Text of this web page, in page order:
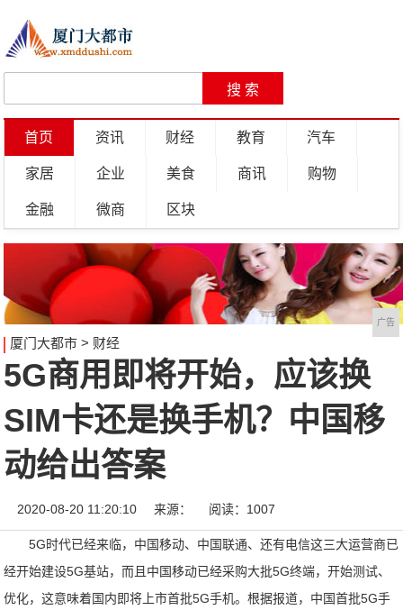
首页 资讯 财经 教育 汽车
家居 企业 美食 商讯 购物
金融 微商 区块
广告
厦门大都市> 财经
5G商用即将开始，应该换
SIM卡还是换手机？中国移
动给出答案
2020-08-20 11:20:10 来源： 阅读：1007
5G时代已经来临，中国移动、中国联通、还有电信这三大运营商已
经开始建设5G基站，而且中国移动已经采购大批5G终端，开始测试、
优化，这意味着国内即将上市首批5G手机。根据报道，中国首批5G手